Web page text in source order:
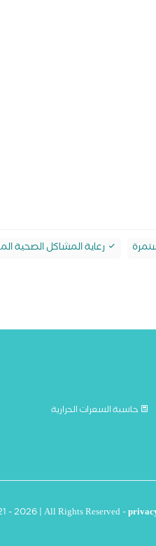
رعاية المشاكل الصحية
حاسبة السعرات الحرارية
- 2026 | All Rights Reserved -